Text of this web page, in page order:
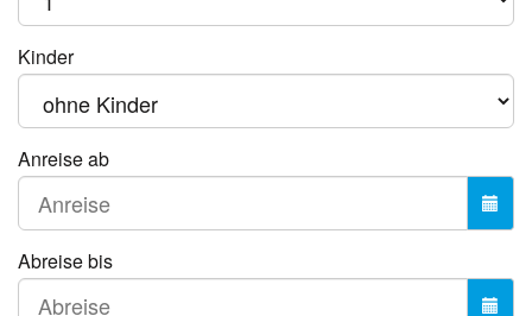
Kinder
Anreise ab
Abreise bis